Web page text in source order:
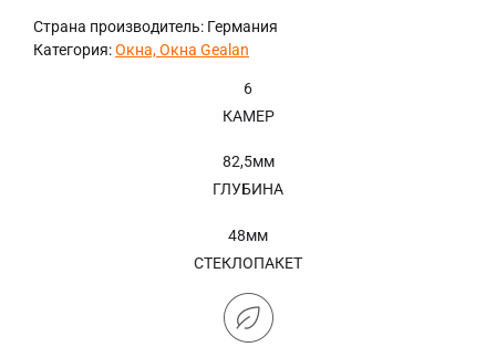
Страна производитель: Германия
Категория:Окна, Окна Gealan
6
КАМЕР
82,5мм
ГЛУБИНА
48мм
СТЕКЛОПАКЕТ